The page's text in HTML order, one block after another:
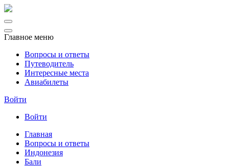
Главное меню
Вопросы и ответы
Путеводитель
Интересные места
Авиабилеты
Войти
Войти
Главная
Вопросы и ответы
Индонезия
Бали